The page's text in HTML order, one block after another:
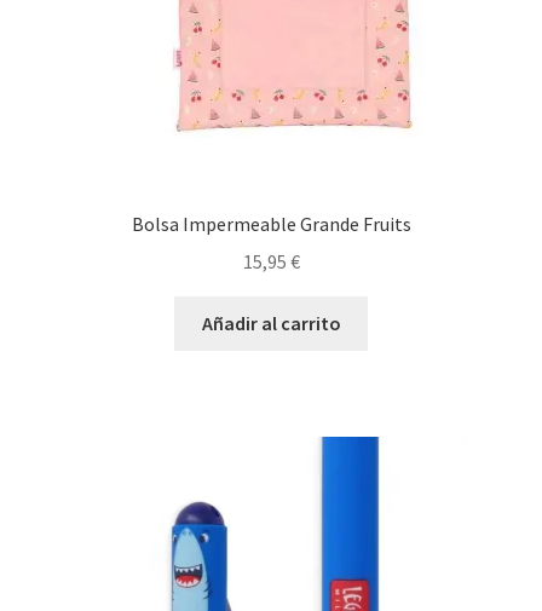
Bolsa Impermeable Grande Fruits
15,95 €
Añadir al carrito